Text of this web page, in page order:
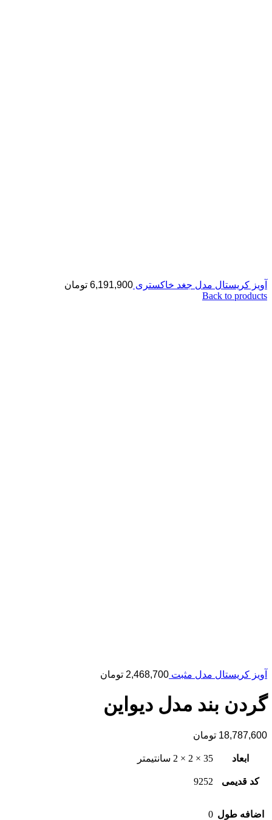
آویز کریستال مدل جغد خاکستری 6,191,900 تومان
Back to products
آویز کریستال مدل مثبت 2,468,700 تومان
گردن بند مدل دیواین
18,787,600 تومان
ابعاد 35 × 2 × 2 سانتیمتر
کد قدیمی 9252
اضافه طول 0